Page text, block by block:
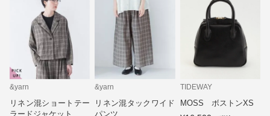
&yarn
リネン混ショートテー
ラードジャケット
&yarn
リネン混タックワイド
パンツ
TIDEWAY
MOSS ボストンXS